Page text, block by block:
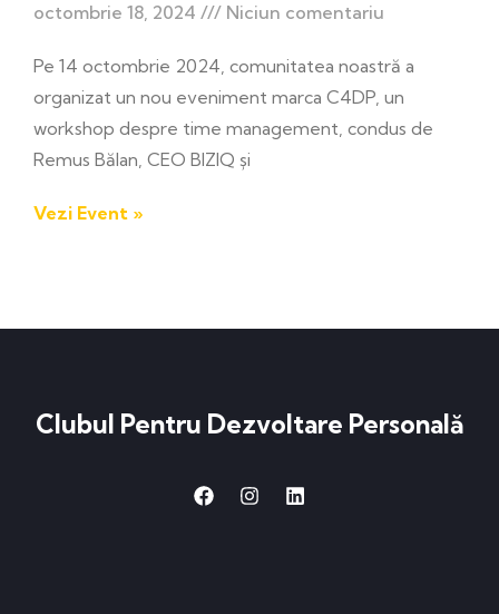
octombrie 18, 2024 Niciun comentariu
Pe 14 octombrie 2024, comunitatea noastră a
organizat un nou eveniment marca C4DP, un
workshop despre time management, condus de
Remus Bălan, CEO BIZIQ și
Vezi Event »
Clubul Pentru Dezvoltare Personală